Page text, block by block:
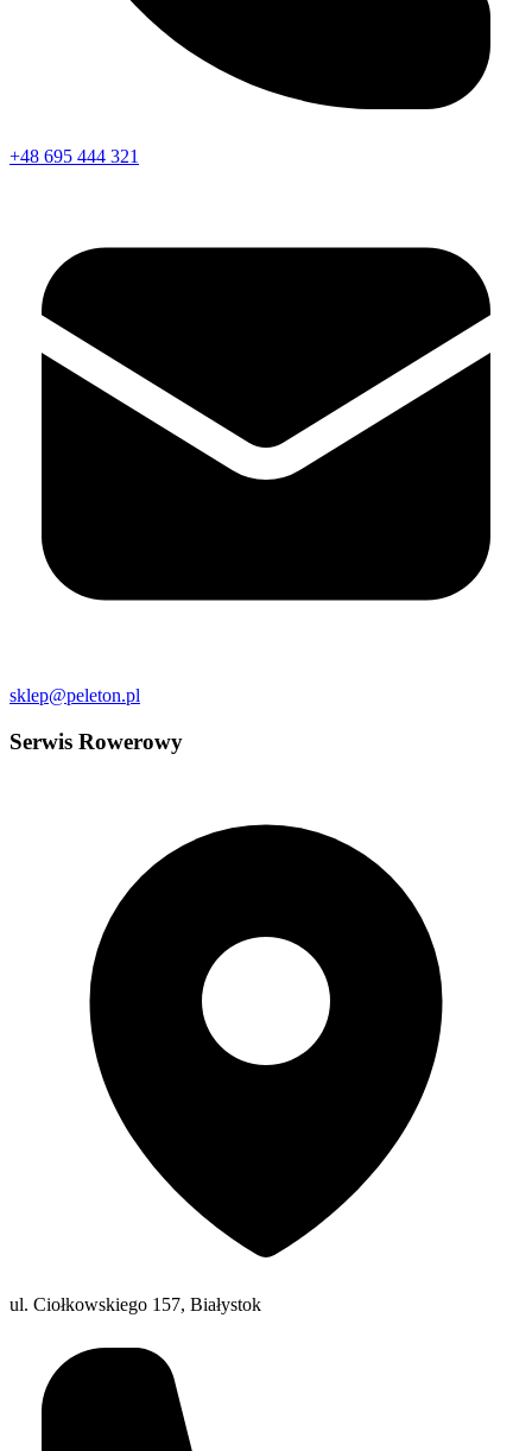
+48 695 444 321
sklep@peleton.pl
Serwis Rowerowy
ul. Ciołkowskiego 157, Białystok